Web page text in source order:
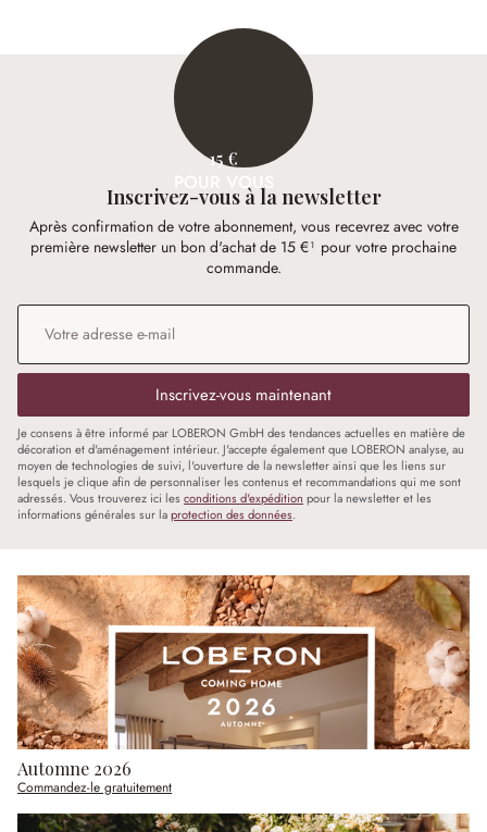
15 €
POUR VOUS
Inscrivez-vous à la newsletter
Après confirmation de votre abonnement, vous recevrez avec votre
première newsletter un bon d'achat de 15 €¹ pour votre prochaine
commande.
Adresse e-mail
Inscrivez-vous maintenant
Je consens à être informé par LOBERON GmbH des tendances actuelles en matière de
décoration et d'aménagement intérieur. J'accepte également que LOBERON analyse, au
moyen de technologies de suivi, l'ouverture de la newsletter ainsi que les liens sur
lesquels je clique afin de personnaliser les contenus et recommandations qui me sont
adressés. Vous trouverez ici les conditions d'expédition pour la newsletter et les
informations générales sur laprotection des données.
Automne 2026
Commandez-le gratuitement